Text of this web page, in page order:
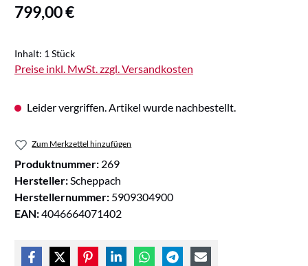
Regulärer Preis:
799,00 €
Inhalt: 1 Stück
Preise inkl. MwSt. zzgl. Versandkosten
Leider vergriffen. Artikel wurde nachbestellt.
Zum Merkzettel hinzufügen
Produktnummer: 269
Hersteller: Scheppach
Herstellernummer: 5909304900
EAN:4046664071402